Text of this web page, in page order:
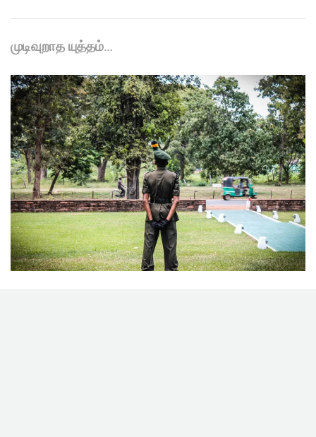
முடிவுறாத யுத்தம்…